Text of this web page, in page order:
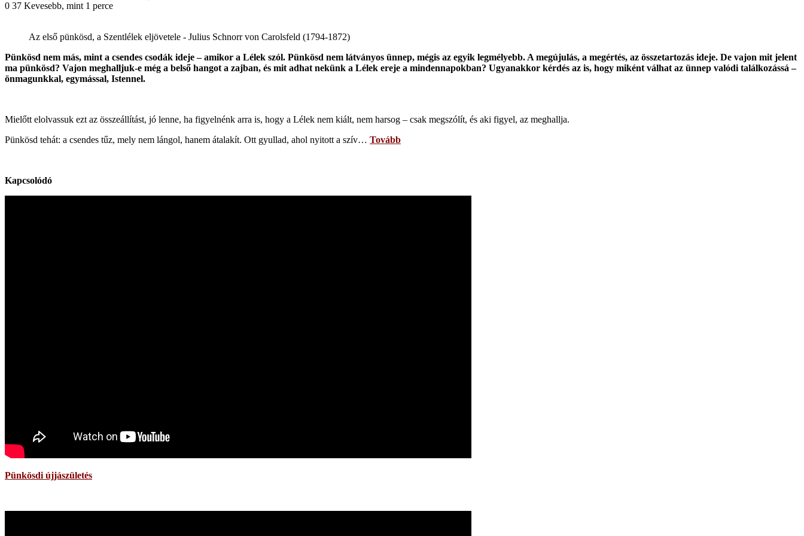
0 37 Kevesebb, mint 1 perce
Az első pünkösd, a Szentlélek eljövetele - Julius Schnorr von Carolsfeld (1794-1872)
Facebook
X
Reddit
WhatsApp
Megosztás
email-
ben
Nyomtatás
Pünkösd nem más, mint a csendes csodák ideje – amikor a Lélek szól. Pünkösd nem látványos ünnep, mégis az egyik legmélyebb. A megújulás, a megértés, az összetartozás ideje. De vajon mit jelent
ma pünkösd? Vajon meghalljuk-e még a belső hangot a zajban, és mit adhat nekünk a Lélek ereje a mindennapokban? Ugyanakkor kérdés az is, hogy miként válhat az ünnep valódi találkozássá –
önmagunkkal, egymással, Istennel.
Mielőtt elolvassuk ezt az összeállítást, jó lenne, ha figyelnénk arra is, hogy a Lélek nem kiált, nem harsog – csak megszólít, és aki figyel, az meghallja.
Pünkösd tehát: a csendes tűz, mely nem lángol, hanem átalakít. Ott gyullad, ahol nyitott a szív… Tovább
Kapcsolódó
Pünkösdi újjászületés